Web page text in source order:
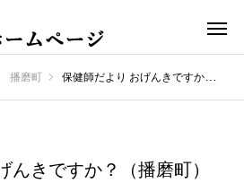
播磨町 保健師だより おげんきですか？（播磨町）
んきですか？（播磨町）